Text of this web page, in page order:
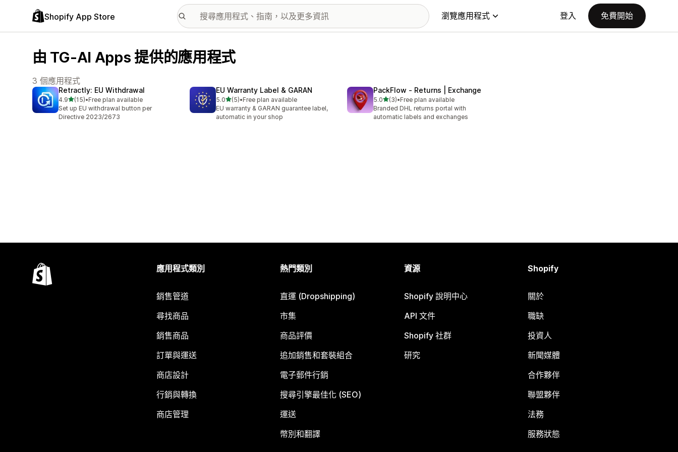
Shopify App Store 瀏覽應用程式 登入 免費開始
由 TG-AI Apps 提供的應用程式
3 個應用程式
Retractly: EU Withdrawal
4.9滿分 5 顆星
(15)
共有 15 則評價
•Free plan available
Set up EU withdrawal button per
Directive 2023/2673
EU Warranty Label & GARAN
5.0滿分 5 顆星
(5)
共有 5 則評價
•Free plan available
EU warranty & GARAN guarantee label,
automatic in your shop
PackFlow ‑ Returns | Exchange
5.0滿分 5 顆星
(3)
共有 3 則評價
•Free plan available
Branded DHL returns portal with
automatic labels and exchanges
應用程式類別
銷售管道
尋找商品
銷售商品
訂單與運送
商店設計
行銷與轉換
商店管理
熱門類別
直運 (Dropshipping)
市集
商品評價
追加銷售和套裝組合
電子郵件行銷
搜尋引擎最佳化 (SEO)
運送
幣別和翻譯
資源
Shopify 說明中心
API 文件
Shopify 社群
研究
Shopify
關於
職缺
投資人
新聞媒體
合作夥伴
聯盟夥伴
法務
服務狀態